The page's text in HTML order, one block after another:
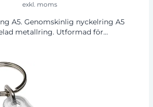
exkl. moms
A5. Genomskinlig nyckelring A5
metallring. Utformad för